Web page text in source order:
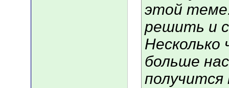
этой
решить и
Несколько
больше
получится